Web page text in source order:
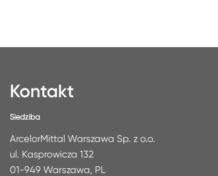
Kontakt
Siedziba
ArcelorMittal Warszawa Sp. z o.o.
ul. Kasprowicza 132
01-949 Warszawa, PL